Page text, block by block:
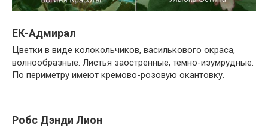
ЕК-Адмирал
Цветки в виде колокольчиков, василькового окраса,
волнообразные. Листья заостренные, темно-изумрудные.
По периметру имеют кремово-розовую окантовку.
Робс Дэнди Лион